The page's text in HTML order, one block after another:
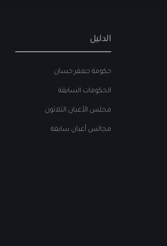
الدليل
حكومة جعفر حسان
الحكومات السابقة
مجلس الأعيان الثلاثون
مجالس أعيان سابقة